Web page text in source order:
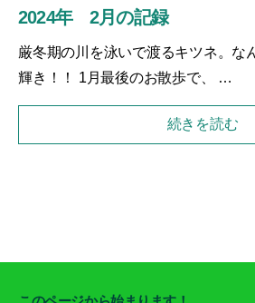
2024年 2月の記録
厳冬期の川を泳いで渡るキツネ。な
輝き！！ 1月最後のお散歩で、 …
続きを読む